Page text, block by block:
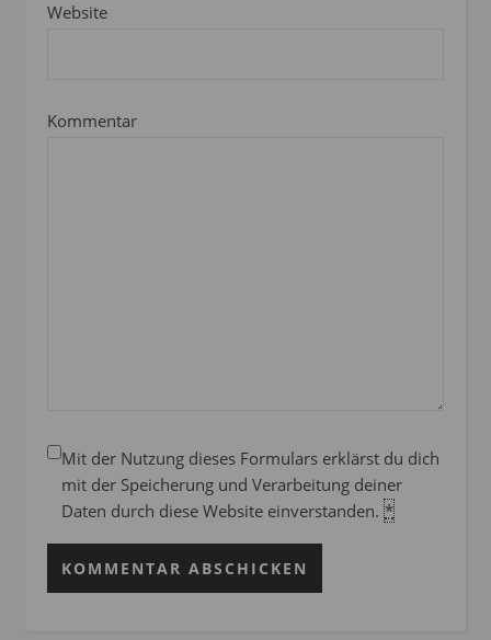
Website
Kommentar
Mit der Nutzung dieses Formulars erklärst du dich
mit der Speicherung und Verarbeitung deiner
Daten durch diese Website einverstanden. *